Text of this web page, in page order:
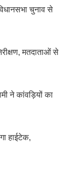
चुनाव से
मतदाताओं से
ने कांवड़ियों का
हाईटेक,